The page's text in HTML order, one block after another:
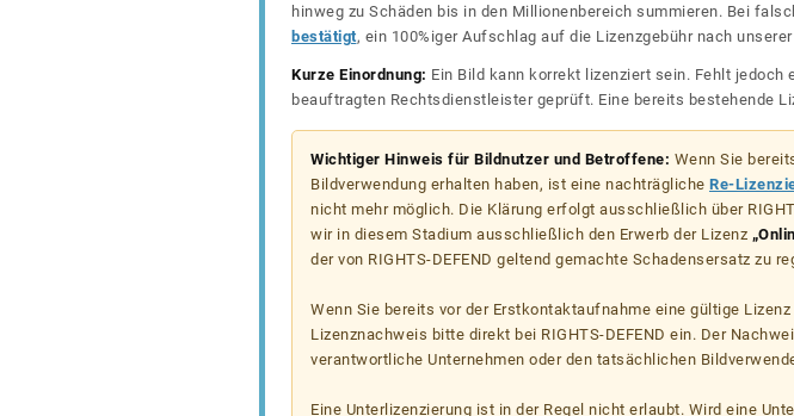
hinweg zu Schäden bis in den Millionenbereich summieren. Bei
bestätigt, ein 100%iger Aufschlag auf die Lizenzgebühr nach unserer
Kurze Einordnung: Ein Bild kann korrekt lizenziert sein. Fehlt
beauftragten Rechtsdienstleister geprüft. Eine bereits bestehende
Wichtiger Hinweis für Bildnutzer und Betroffene: Wenn Sie
Bildverwendung erhalten haben, ist eine nachträgliche Re-
nicht mehr möglich. Die Klärung erfolgt ausschließlich über
wir in diesem Stadium ausschließlich den Erwerb der Lizenz
der von RIGHTS-DEFEND geltend gemachte Schadensersatz zu
Wenn Sie bereits vor der Erstkontaktaufnahme eine gültige
Lizenznachweis bitte direkt bei RIGHTS-DEFEND ein. Der
verantwortliche Unternehmen oder den tatsächlichen
Eine Unterlizenzierung ist in der Regel nicht erlaubt. Wird eine